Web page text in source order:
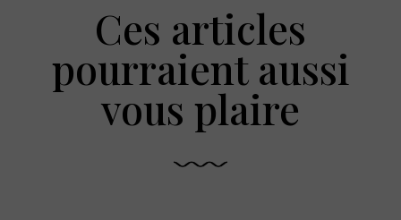
Ces articles
pourraient aussi
vous plaire